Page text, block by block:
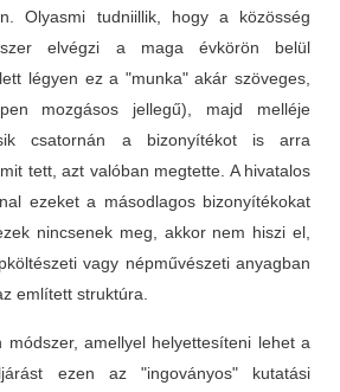
Olyasmi tudniillik, hogy a közösség
elvégzi a maga évkörön belül
légyen ez a "munka" akár szöveges,
mozgásos jellegű), majd melléje
csatornán a bizonyítékot is arra
tett, azt valóban megtette. A hivatalos
ezeket a másodlagos bizonyítékokat
nincsenek meg, akkor nem hiszi el,
vagy népművészeti anyagban
említett struktúra.
módszer, amellyel helyettesíteni lehet a
ezen az "ingoványos" kutatási